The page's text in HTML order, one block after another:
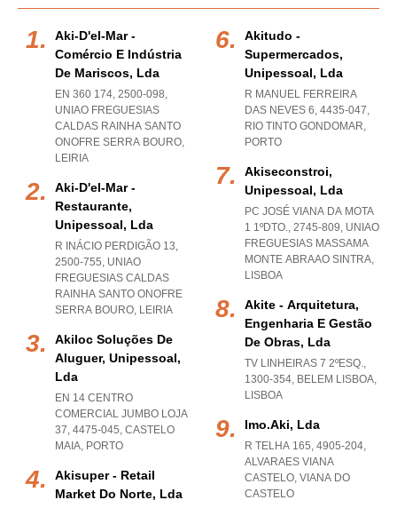
Aki-D'el-Mar -
Comércio E Indústria
De Mariscos, Lda
EN 360 174, 2500-098,
UNIAO FREGUESIAS
CALDAS RAINHA SANTO
ONOFRE SERRA BOURO,
LEIRIA
Aki-D'el-Mar -
Restaurante,
Unipessoal, Lda
R INÁCIO PERDIGÃO 13,
2500-755, UNIAO
FREGUESIAS CALDAS
RAINHA SANTO ONOFRE
SERRA BOURO, LEIRIA
Akiloc Soluções De
Aluguer, Unipessoal,
Lda
EN 14 CENTRO
COMERCIAL JUMBO LOJA
37, 4475-045, CASTELO
MAIA, PORTO
Akisuper - Retail
Market Do Norte, Lda
Akitudo -
Supermercados,
Unipessoal, Lda
R MANUEL FERREIRA
DAS NEVES 6, 4435-047,
RIO TINTO GONDOMAR,
PORTO
Akiseconstroi,
Unipessoal, Lda
PC JOSÉ VIANA DA MOTA
1 1ºDTO., 2745-809, UNIAO
FREGUESIAS MASSAMA
MONTE ABRAAO SINTRA,
LISBOA
Akite - Arquitetura,
Engenharia E Gestão
De Obras, Lda
TV LINHEIRAS 7 2ºESQ.,
1300-354, BELEM LISBOA,
LISBOA
Imo.aki, Lda
R TELHA 165, 4905-204,
ALVARAES VIANA
CASTELO, VIANA DO
CASTELO